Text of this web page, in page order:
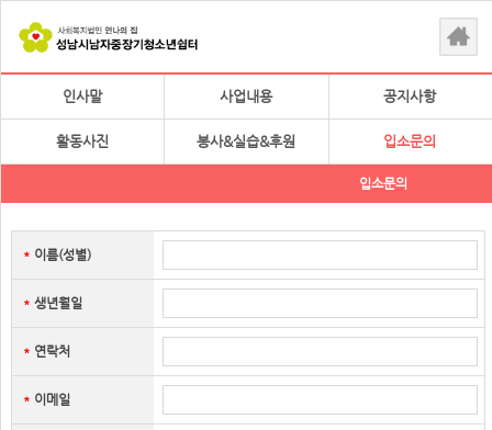
인사말 사업내용 공지사항
활동사진 봉사&실습&후원 입소문의
입소문의
＊ 이름(성별)
＊ 생년월일
＊ 연락처
＊ 이메일